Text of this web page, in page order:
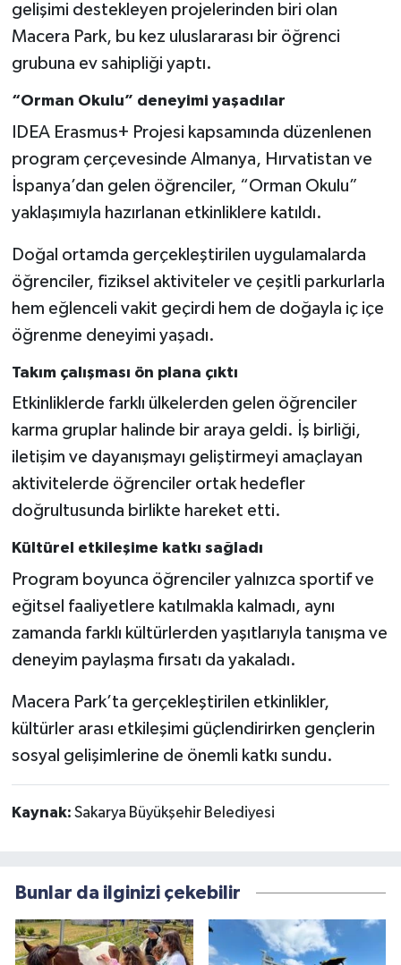
gelişimi destekleyen projelerinden biri olan
Macera Park, bu kez uluslararası bir öğrenci
grubuna ev sahipliği yaptı.
“Orman Okulu” deneyimi yaşadılar
IDEA Erasmus+ Projesi kapsamında düzenlenen
program çerçevesinde Almanya, Hırvatistan ve
İspanya’dan gelen öğrenciler, “Orman Okulu”
yaklaşımıyla hazırlanan etkinliklere katıldı.
Doğal ortamda gerçekleştirilen uygulamalarda
öğrenciler, fiziksel aktiviteler ve çeşitli parkurlarla
hem eğlenceli vakit geçirdi hem de doğayla iç içe
öğrenme deneyimi yaşadı.
Takım çalışması ön plana çıktı
Etkinliklerde farklı ülkelerden gelen öğrenciler
karma gruplar halinde bir araya geldi. İş birliği,
iletişim ve dayanışmayı geliştirmeyi amaçlayan
aktivitelerde öğrenciler ortak hedefler
doğrultusunda birlikte hareket etti.
Kültürel etkileşime katkı sağladı
Program boyunca öğrenciler yalnızca sportif ve
eğitsel faaliyetlere katılmakla kalmadı, aynı
zamanda farklı kültürlerden yaşıtlarıyla tanışma ve
deneyim paylaşma fırsatı da yakaladı.
Macera Park’ta gerçekleştirilen etkinlikler,
kültürler arası etkileşimi güçlendirirken gençlerin
sosyal gelişimlerine de önemli katkı sundu.
Kaynak: Sakarya Büyükşehir Belediyesi
Bunlar da ilginizi çekebilir